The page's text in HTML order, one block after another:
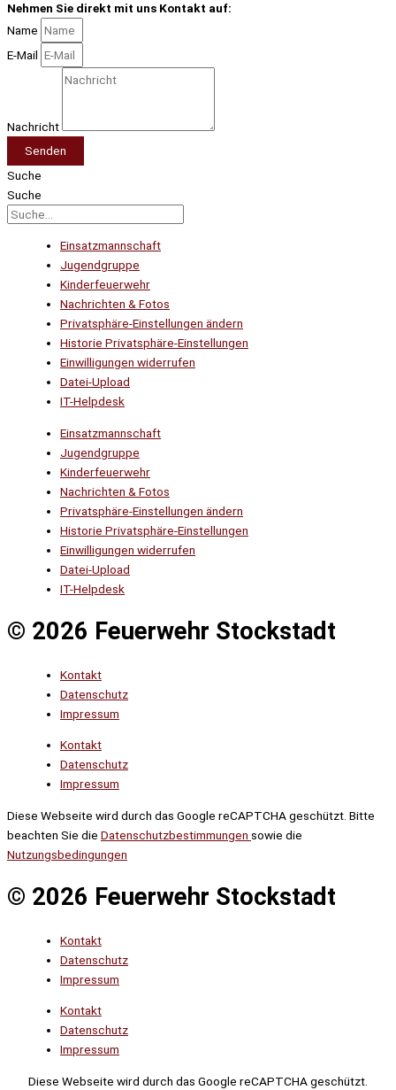
Nehmen Sie direkt mit uns Kontakt auf:
Name
E-Mail
Nachricht
Senden
Suche
Suche
Einsatzmannschaft
Jugendgruppe
Kinderfeuerwehr
Nachrichten & Fotos
Privatsphäre-Einstellungen ändern
Historie Privatsphäre-Einstellungen
Einwilligungen widerrufen
Datei-Upload
IT-Helpdesk
Einsatzmannschaft
Jugendgruppe
Kinderfeuerwehr
Nachrichten & Fotos
Privatsphäre-Einstellungen ändern
Historie Privatsphäre-Einstellungen
Einwilligungen widerrufen
Datei-Upload
IT-Helpdesk
© 2026 Feuerwehr Stockstadt
Kontakt
Datenschutz
Impressum
Kontakt
Datenschutz
Impressum
Diese Webseite wird durch das Google reCAPTCHA geschützt. Bitte
beachten Sie die Datenschutzbestimmungen sowie die
Nutzungsbedingungen
© 2026 Feuerwehr Stockstadt
Kontakt
Datenschutz
Impressum
Kontakt
Datenschutz
Impressum
Diese Webseite wird durch das Google reCAPTCHA geschützt.